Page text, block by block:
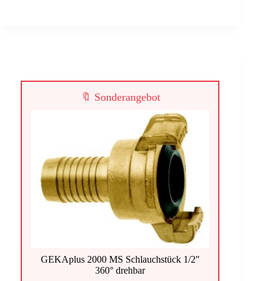
🔖 Sonderangebot
GEKAplus 2000 MS Schlauchstück 1/2″
360° drehbar